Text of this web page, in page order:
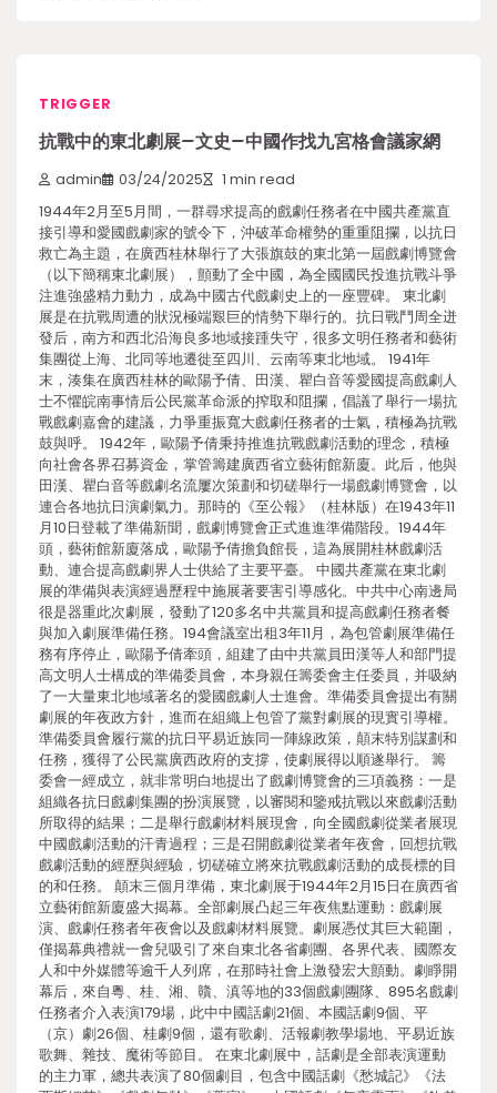
TRIGGER
抗戰中的東北劇展–文史–中國作找九宮格會議家網
admin 03/24/2025 1 min read
1944年2月至5月間，一群尋求提高的戲劇任務者在中國共產黨直
接引導和愛國戲劇家的號令下，沖破革命權勢的重重阻攔，以抗日
救亡為主題，在廣西桂林舉行了大張旗鼓的東北第一屆戲劇博覽會
（以下簡稱東北劇展），顫動了全中國，為全國國民投進抗戰斗爭
注進強盛精力動力，成為中國古代戲劇史上的一座豐碑。 東北劇
展是在抗戰周遭的狀況極端艱巨的情勢下舉行的。抗日戰鬥周全迸
發后，南方和西北沿海良多地域接踵失守，很多文明任務者和藝術
集團從上海、北同等地遷徙至四川、云南等東北地域。 1941年
末，湊集在廣西桂林的歐陽予倩、田漢、瞿白音等愛國提高戲劇人
士不懼皖南事情后公民黨革命派的搾取和阻攔，倡議了舉行一場抗
戰戲劇嘉會的建議，力爭重振寬大戲劇任務者的士氣，積極為抗戰
鼓與呼。 1942年，歐陽予倩秉持推進抗戰戲劇活動的理念，積極
向社會各界召募資金，掌管籌建廣西省立藝術館新廈。此后，他與
田漢、瞿白音等戲劇名流屢次策劃和切磋舉行一場戲劇博覽會，以
連合各地抗日演劇氣力。那時的《至公報》（桂林版）在1943年11
月10日登載了準備新聞，戲劇博覽會正式進進準備階段。1944年
頭，藝術館新廈落成，歐陽予倩擔負館長，這為展開桂林戲劇活
動、連合提高戲劇界人士供給了主要平臺。 中國共產黨在東北劇
展的準備與表演經過歷程中施展著要害引導感化。中共中心南邊局
很是器重此次劇展，發動了120多名中共黨員和提高戲劇任務者餐
與加入劇展準備任務。194會議室出租3年11月，為包管劇展準備任
務有序停止，歐陽予倩牽頭，組建了由中共黨員田漢等人和部門提
高文明人士構成的準備委員會，本身親任籌委會主任委員，并吸納
了一大量東北地域著名的愛國戲劇人士進會。準備委員會提出有關
劇展的年夜政方針，進而在組織上包管了黨對劇展的現實引導權。
準備委員會履行黨的抗日平易近族同一陣線政策，顛末特別謀劃和
任務，獲得了公民黨廣西政府的支撐，使劇展得以順遂舉行。 籌
委會一經成立，就非常明白地提出了戲劇博覽會的三項義務：一是
組織各抗日戲劇集團的扮演展覽，以審閱和鑒戒抗戰以來戲劇活動
所取得的結果；二是舉行戲劇材料展現會，向全國戲劇從業者展現
中國戲劇活動的汗青過程；三是召開戲劇從業者年夜會，回想抗戰
戲劇活動的經歷與經驗，切磋確立將來抗戰戲劇活動的成長標的目
的和任務。 顛末三個月準備，東北劇展于1944年2月15日在廣西省
立藝術館新廈盛大揭幕。全部劇展凸起三年夜焦點運動：戲劇展
演、戲劇任務者年夜會以及戲劇材料展覽。劇展憑仗其巨大範圍，
僅揭幕典禮就一會兒吸引了來自東北各省劇團、各界代表、國際友
人和中外媒體等逾千人列席，在那時社會上激發宏大顫動。劇睜開
幕后，來自粵、桂、湘、贛、滇等地的33個戲劇團隊、895名戲劇
任務者介入表演179場，此中中國話劇21個、本國話劇9個、平
（京）劇26個、桂劇9個，還有歌劇、活報劇教學場地、平易近族
歌舞、雜技、魔術等節目。 在東北劇展中，話劇是全部表演運動
的主力軍，總共表演了80個劇目，包含中國話劇《愁城記》《法